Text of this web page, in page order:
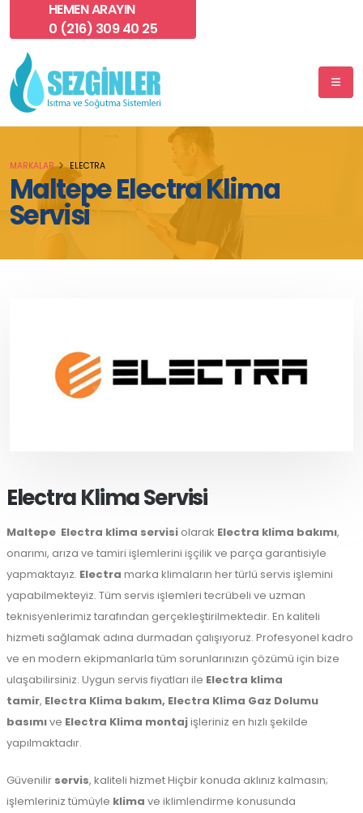
HEMEN ARAYIN
0 (216) 309 40 25
Maltepe Electra Klima
Servisi
MARKALAR ELECTRA
Electra Klima Servisi
Maltepe Electra klima servisi olarak Electra klima bakımı,
onarımı, arıza ve tamiri işlemlerini işçilik ve parça garantisiyle
yapmaktayız. Electra marka klimaların her türlü servis işlemini
yapabilmekteyiz. Tüm servis işlemleri tecrübeli ve uzman
teknisyenlerimiz tarafından gerçekleştirilmektedir. En kaliteli
hizmeti sağlamak adına durmadan çalışıyoruz. Profesyonel kadro
ve en modern ekipmanlarla tüm sorunlarınızın çözümü için bize
ulaşabilirsiniz. Uygun servis fiyatları ile Electra klima
tamir, Electra Klima bakım, Electra Klima Gaz Dolumu
basımıve Electra Klima montajişleriniz en hızlı şekilde
yapılmaktadır.
Güvenilir servis, kaliteli hizmet Hiçbir konuda aklınız kalmasın;
işlemleriniz tümüyle klima ve iklimlendirme konusunda